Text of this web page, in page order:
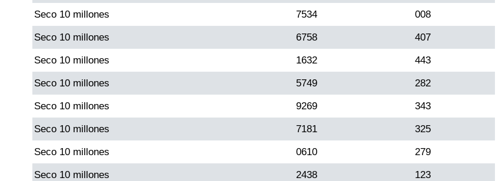
Pick 4 Noche
Pijao de Oro
Saman de la suerte
Sinuano Día
Sinuano Noche
Seco 10 millones 7534 008
Seco 10 millones 6758 407
Seco 10 millones 1632 443
Seco 10 millones 5749 282
Seco 10 millones 9269 343
Seco 10 millones 7181 325
Seco 10 millones 0610 279
Seco 10 millones 2438 123